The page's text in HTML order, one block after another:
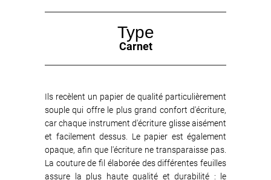
Type
Carnet
Ils recèlent un papier de qualité particulièrement
souple qui offre le plus grand confort d'écriture,
car chaque instrument d'écriture glisse aisément
et facilement dessus. Le papier est également
opaque, afin que l'écriture ne transparaisse pas.
La couture de fil élaborée des différentes feuilles
assure la plus haute qualité et durabilité : le